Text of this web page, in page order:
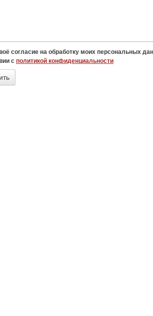
согласие на обработку моих персональных
с политикой конфиденциальности